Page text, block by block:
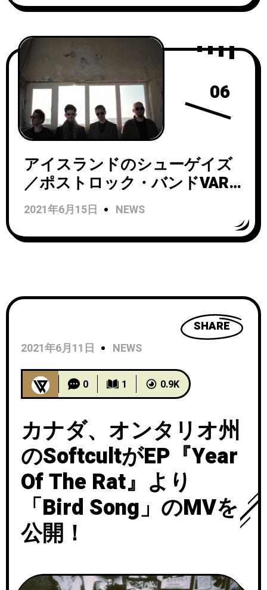
Celebrate (GLOK Remix)」の
06
アイスランドのシューゲイズ
／ポストロック・バンドVAR
がSpartan Recordsからリリー
スされたEP『Live at
Orgelsmidjan』のライブセッ
2021年6月15日 NEWS
SHARE
2021年6月11日
NEWS
0 1 0.9K
カナダ、オンタリオ州
のSoftcultがEP『Year
Of The Rat』より
「Bird Song」のMVを
公開！